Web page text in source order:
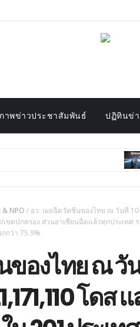
าพข่าวประชาสัมพันธ์ ปฏิทินข่า
NPO / อว. เผยฉีดวัคซีนของไทย ณ วันที่
ขตปกครอง ส่วนอาเซียนฉีดแล้วทุกประเทศ
กว่า 75.9%
ของไทย ณ วั
โดส